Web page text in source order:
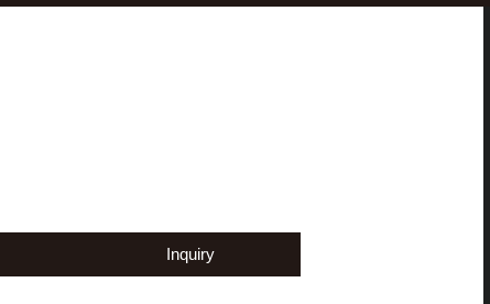
Inquiry